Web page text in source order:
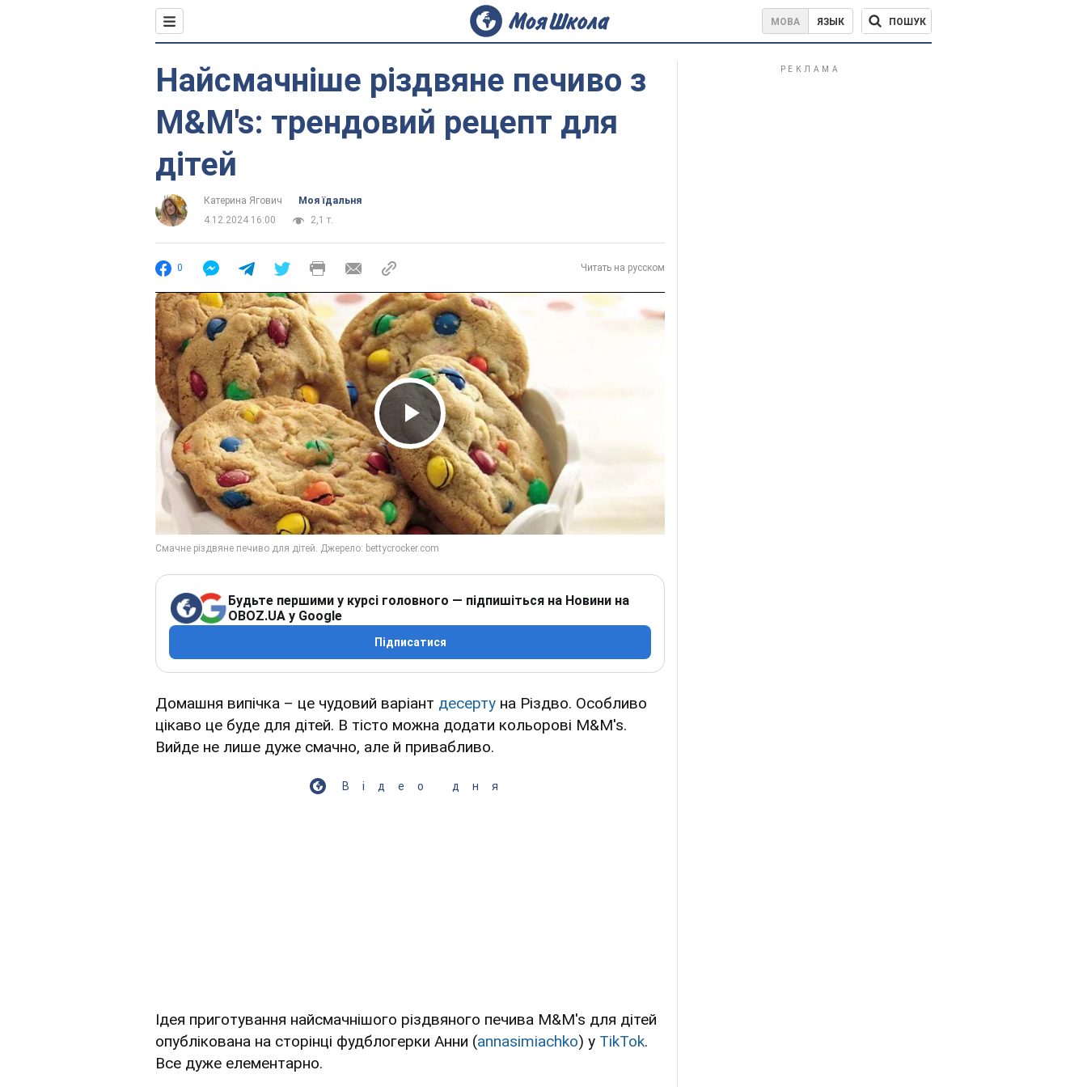
МОВА ЯЗЫК ПОШУК
Найсмачніше різдвяне печиво з
M&M's: трендовий рецепт для
дітей
Катерина Ягович
Моя їдальня
4.12.2024 16:00
2,1 т.
0 Читать на русском
Play Video
Будьте першими у курсі головного — підпишіться на Новини на
OBOZ.UA у Google
Підписатися
Домашня випічка – це чудовий варіант десерту на Різдво. Особливо
цікаво це буде для дітей. В тісто можна додати кольорові M&M's.
Вийде не лише дуже смачно, але й привабливо.
Відео дня
Ідея приготування найсмачнішого різдвяного печива M&M's для дітей
опублікована на сторінці фудблогерки Анни (annasimiachko) у TikTok.
Все дуже елементарно.